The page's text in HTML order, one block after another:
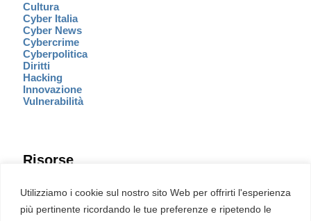
Utilizziamo i cookie sul nostro sito Web per offrirti l'esperienza
più pertinente ricordando le tue preferenze e ripetendo le
Cultura
Cyber Italia
Cyber News
Cybercrime
Cyberpolitica
Diritti
Hacking
Innovazione
Vulnerabilità
Risorse
Eventi
Fumetto Cyber
Newsletter